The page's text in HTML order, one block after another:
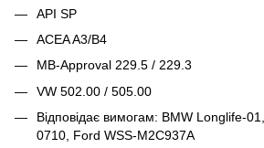
API SP
ACEA A3/B4
MB-Approval 229.5 / 229.3
VW 502.00 / 505.00
Відповідає вимогам: BMW Longlife-
0710, Ford WSS-M2C937A